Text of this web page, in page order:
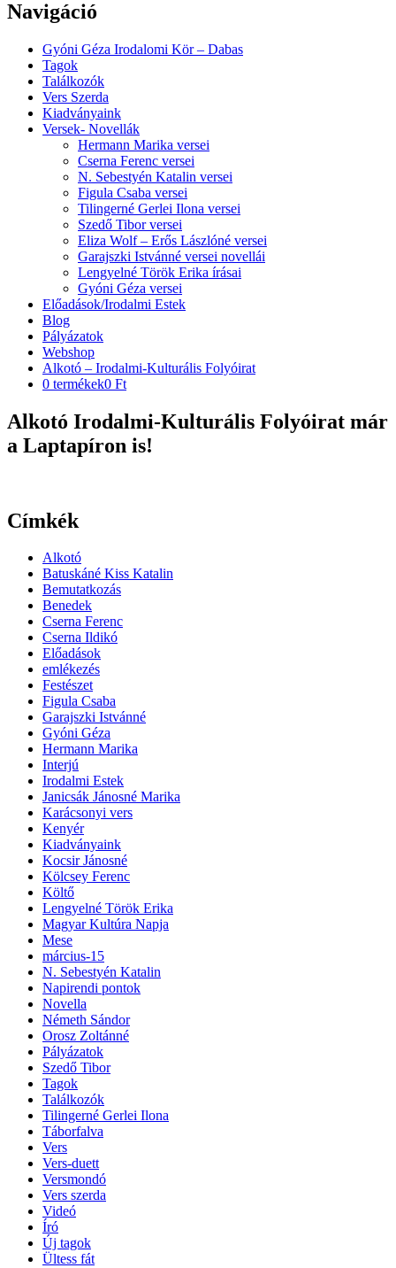
Navigáció
Gyóni Géza Irodalomi Kör – Dabas
Tagok
Találkozók
Vers Szerda
Kiadványaink
Versek- Novellák
Hermann Marika versei
Cserna Ferenc versei
N. Sebestyén Katalin versei
Figula Csaba versei
Tilingerné Gerlei Ilona versei
Szedő Tibor versei
Eliza Wolf – Erős Lászlóné versei
Garajszki Istvánné versei novellái
Lengyelné Török Erika írásai
Gyóni Géza versei
Előadások/Irodalmi Estek
Blog
Pályázatok
Webshop
Alkotó – Irodalmi-Kulturális Folyóirat
0 termékek0 Ft
Alkotó Irodalmi-Kulturális Folyóirat már
a Laptapíron is!
Címkék
Alkotó
Batuskáné Kiss Katalin
Bemutatkozás
Benedek
Cserna Ferenc
Cserna Ildikó
Előadások
emlékezés
Festészet
Figula Csaba
Garajszki Istvánné
Gyóni Géza
Hermann Marika
Interjú
Irodalmi Estek
Janicsák Jánosné Marika
Karácsonyi vers
Kenyér
Kiadványaink
Kocsir Jánosné
Kölcsey Ferenc
Költő
Lengyelné Török Erika
Magyar Kultúra Napja
Mese
március-15
N. Sebestyén Katalin
Napirendi pontok
Novella
Németh Sándor
Orosz Zoltánné
Pályázatok
Szedő Tibor
Tagok
Találkozók
Tilingerné Gerlei Ilona
Táborfalva
Vers
Vers-duett
Versmondó
Vers szerda
Videó
Író
Új tagok
Ültess fát